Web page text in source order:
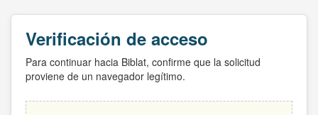
Verificación de acceso
Para continuar hacia Biblat, confirme que la solicitud
proviene de un navegador legítimo.